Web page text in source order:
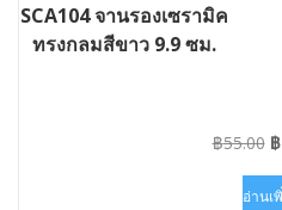
SCA104 จานรองเซรามิค
ทรงกลมสีขาว 9.9 ซม.
฿55.00 ฿
อ่านเ